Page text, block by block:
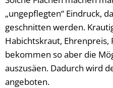
„ungepflegten“ Eindruck,
geschnitten werden.
Habichtskraut,
bekommen so aber die
auszusäen. Dadurch wird
angeboten.